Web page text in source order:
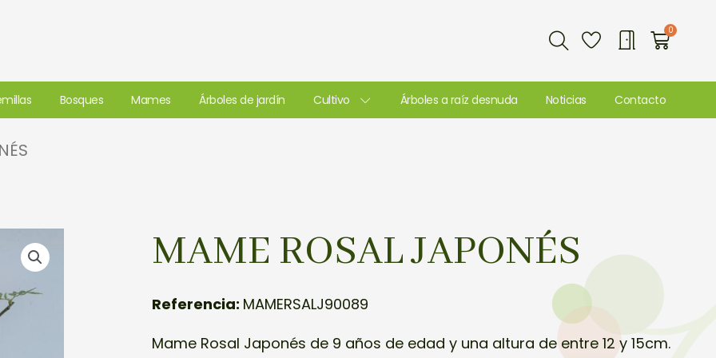
Buscar 0
Bosques Mames Árboles de jardín Cultivo Árboles a raíz desnuda Noticias Contacto
MAME ROSAL JAPONÉS
Referencia: MAMERSALJ90089
Mame Rosal Japonés de 9 años de edad y una altura de entre 12 y 15cm.